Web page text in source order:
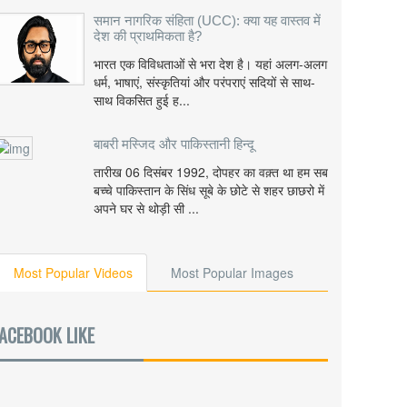
समान नागरिक संहिता (UCC): क्या यह वास्तव में
देश की प्राथमिकता है?
भारत एक विविधताओं से भरा देश है। यहां अलग-अलग
धर्म, भाषाएं, संस्कृतियां और परंपराएं सदियों से साथ-
साथ विकसित हुई ह...
बाबरी मस्जिद और पाकिस्तानी हिन्दू
तारीख 06 दिसंबर 1992, दोपहर का वक़्त था हम सब
बच्चे पाकिस्तान के सिंध सूबे के छोटे से शहर छाछरो में
अपने घर से थोड़ी सी ...
Most Popular Videos Most Popular Images
LIKE